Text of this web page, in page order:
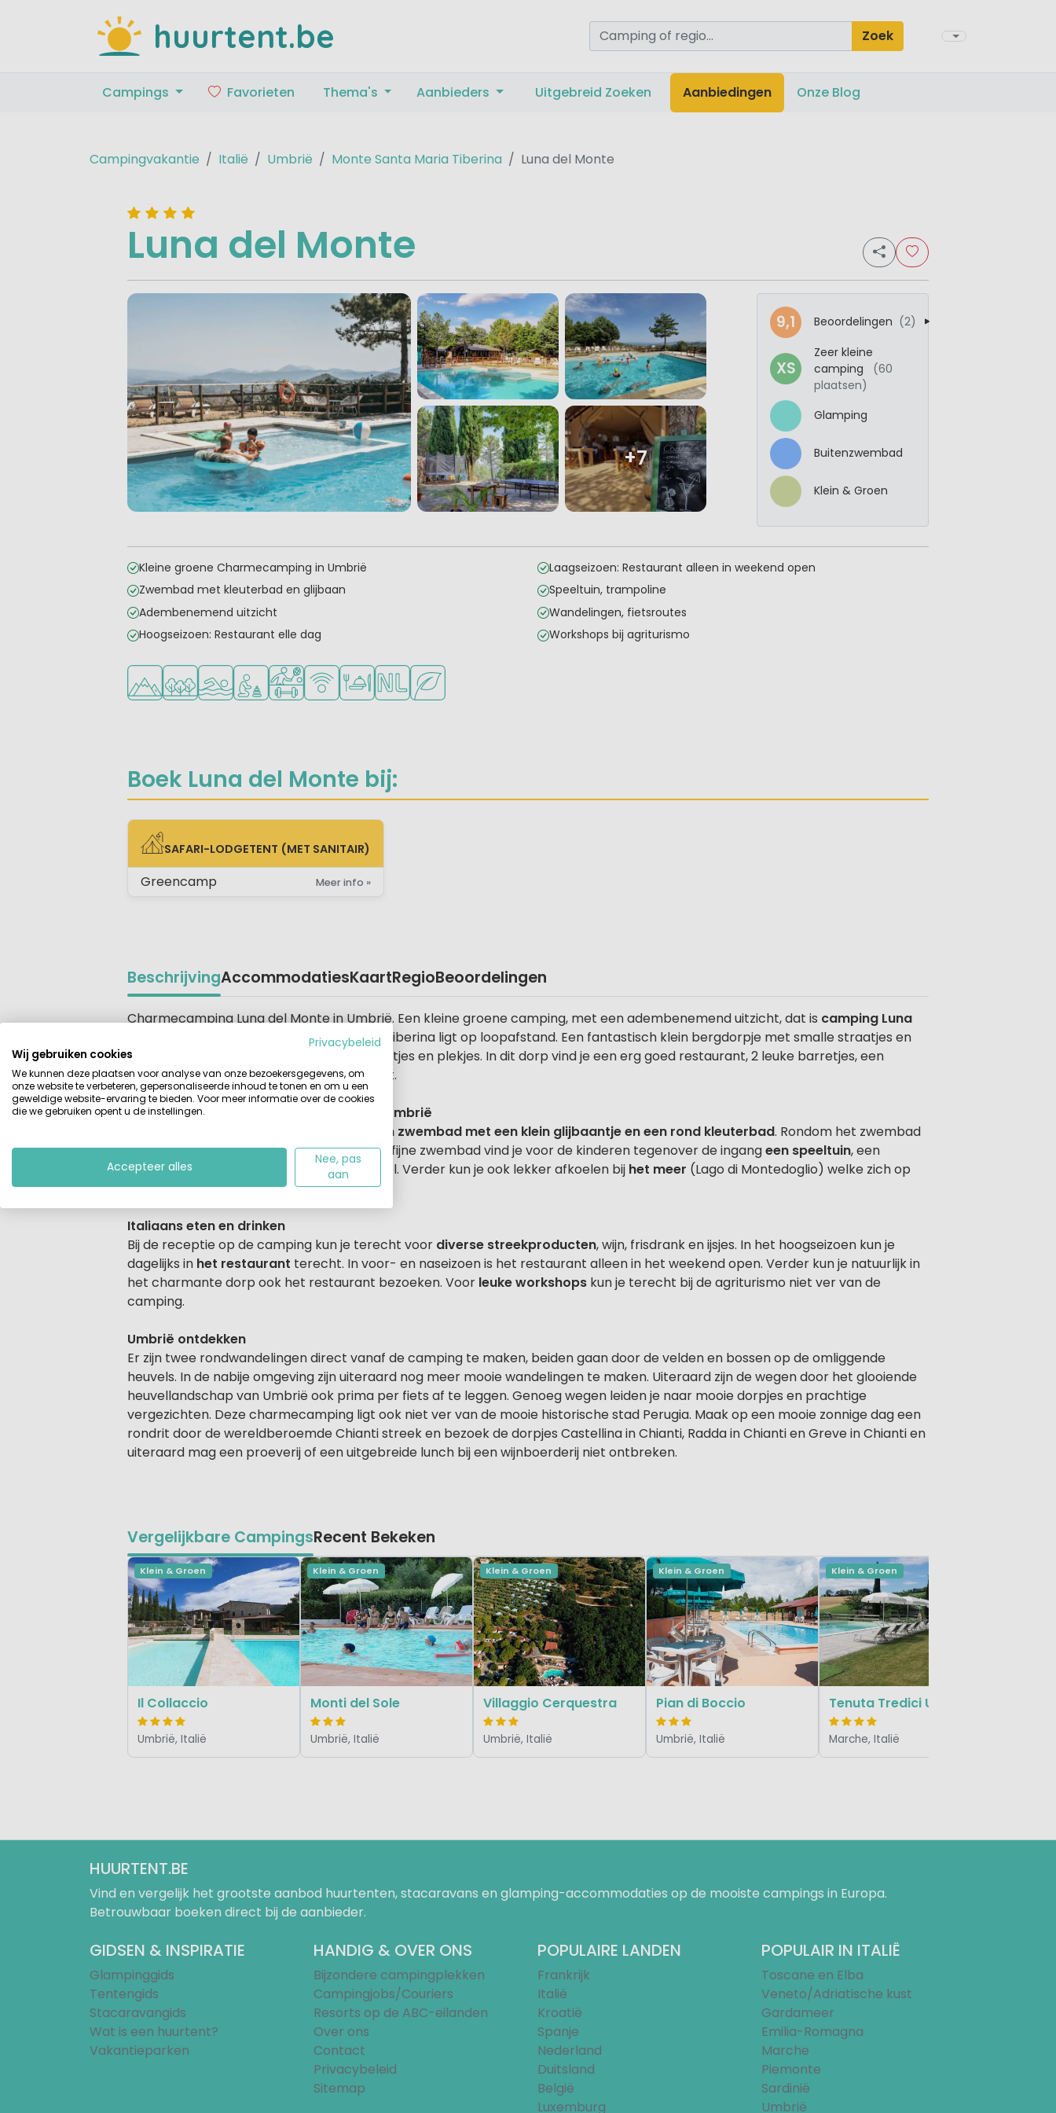
huurtent.be Zoek
Campings Favorieten Thema's Aanbieders Uitgebreid Zoeken Aanbiedingen Onze Blog
Campingvakantie Italië Umbrië Monte Santa Maria Tiberina Luna del Monte
Luna del Monte
+7
9,1 Beoordelingen (2)
XS
Zeer kleine
camping
(60
plaatsen)
Glamping
Buitenzwembad
Klein & Groen
Kleine groene Charmecamping in Umbrië
Zwembad met kleuterbad en glijbaan
Adembenemend uitzicht
Hoogseizoen: Restaurant elle dag
Laagseizoen: Restaurant alleen in weekend open
Speeltuin, trampoline
Wandelingen, fietsroutes
Workshops bij agriturismo
Ligt in de heuvels/bergen
Ligt in een bosrijke omgeving
Openlucht zwembad
Aanbevolen voor jonge kinderen
Veel mogelijkheden om te sporten
WiFi beschikbaar
Restaurant of pizzeria
Nederlandse eigenaar/beheerder
Groene ligging
Boek Luna del Monte bij:
SAFARI-LODGETENT (MET SANITAIR)
SAFARI-LODGETENT (MET SANITAIR)
Greencamp Meer info »
BeschrijvingAccommodatiesKaartRegioBeoordelingen
Beschrijving
Charmecamping Luna del Monte in Umbrië. Een kleine groene camping, met een adembenemend uitzicht, dat is camping Luna
. Het dorpje Monte Santa Maria Tiberina ligt op loopafstand. Een fantastisch klein bergdorpje met smalle straatjes en
trapjes die je brengen naar bijzondere plaatjes en plekjes. In dit dorp vind je een erg goed restaurant, 2 leuke barretjes, een
museum en het Toeristisch Informatie Punt.
Een kindvriendelijke rustieke camping in Umbrië
een zwembad met een klein glijbaantje en een rond kleuterbad. Rondom het zwembad
vind je ligstoelen met parasols. Behalve dit fijne zwembad vind je voor de kinderen tegenover de ingangeen speeltuin, een
trampoline, tafeltennistafel en voetbaltafel. Verder kun je ook lekker afkoelen bij het meer (Lago di Montedoglio) welke zich op
korte afstand met de auto bevindt.
Italiaans eten en drinken
Bij de receptie op de camping kun je terecht voor diverse streekproducten, wijn, frisdrank en ijsjes. In het hoogseizoen kun je
dagelijks in het restaurant terecht. In voor- en naseizoen is het restaurant alleen in het weekend open. Verder kun je natuurlijk in
het charmante dorp ook het restaurant bezoeken. Voor leuke workshops kun je terecht bij de agriturismo niet ver van de
camping.
Umbrië ontdekken
Er zijn twee rondwandelingen direct vanaf de camping te maken, beiden gaan door de velden en bossen op de omliggende
heuvels. In de nabije omgeving zijn uiteraard nog meer mooie wandelingen te maken. Uiteraard zijn de wegen door het glooiende
heuvellandschap van Umbrië ook prima per fiets af te leggen. Genoeg wegen leiden je naar mooie dorpjes en prachtige
vergezichten. Deze charmecamping ligt ook niet ver van de mooie historische stad Perugia. Maak op een mooie zonnige dag een
rondrit door de wereldberoemde Chianti streek en bezoek de dorpjes Castellina in Chianti, Radda in Chianti en Greve in Chianti en
uiteraard mag een proeverij of een uitgebreide lunch bij een wijnboerderij niet ontbreken.
Vergelijkbare CampingsRecent Bekeken
Klein & Groen
Il Collaccio
Umbrië, Italië
Klein & Groen
Monti del Sole
Umbrië, Italië
Klein & Groen
Villaggio Cerquestra
Umbrië, Italië
Klein & Groen
Pian di Boccio
Umbrië, Italië
Klein & Groen
Tenuta Tredici Ulivi
Marche, Italië
HUURTENT.BE
Vind en vergelijk het grootste aanbod huurtenten, stacaravans en glamping-accommodaties op de mooiste campings in Europa.
Betrouwbaar boeken direct bij de aanbieder.
GIDSEN & INSPIRATIE
Glampinggids
Tentengids
Stacaravangids
Wat is een huurtent?
Vakantieparken
HANDIG & OVER ONS
Bijzondere campingplekken
Campingjobs/Couriers
Resorts op de ABC-eilanden
Over ons
Contact
Privacybeleid
Sitemap
POPULAIRE LANDEN
Frankrijk
Italië
Kroatië
Spanje
Nederland
Duitsland
België
Luxemburg
POPULAIR IN ITALIË
Toscane en Elba
Veneto/Adriatische kust
Gardameer
Emilia-Romagna
Marche
Piemonte
Sardinië
Umbrië
Privacybeleid
Wij gebruiken cookies
We kunnen deze plaatsen voor analyse van onze bezoekersgegevens, om
onze website te verbeteren, gepersonaliseerde inhoud te tonen en om u een
geweldige website-ervaring te bieden. Voor meer informatie over de cookies
die we gebruiken opent u de instellingen.
Accepteer alles
Nee, pas
aan